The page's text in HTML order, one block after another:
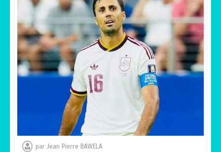
RODRI AU BARÇA PLUTOT QU’AU REAL
MADRID : Les révélations chocs de
Pep Guardiola…
5 minutes
TRANSFORMATION SOCIALE :
L’importance pour le Togo d’avoir une
Feuille de route
par Jean Pierre BAWELA